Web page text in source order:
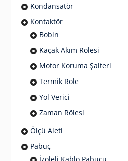
Kondansatör
Kontaktör
Bobin
Kaçak Akım Rolesi
Motor Koruma Şalteri
Termik Role
Yol Verici
Zaman Rölesi
Ölçü Aleti
Pabuç